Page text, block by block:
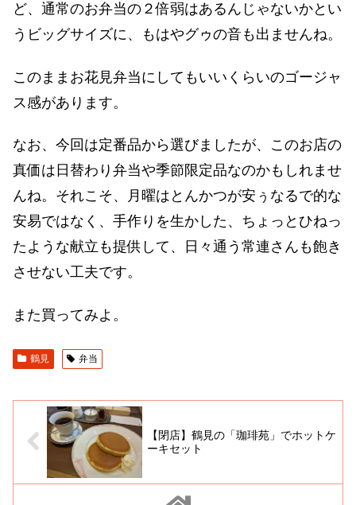
ど、通常のお弁当の２倍弱はあるんじゃないかとい
うビッグサイズに、もはやグゥの音も出ませんね。
このままお花見弁当にしてもいいくらいのゴージャ
ス感があります。
なお、今回は定番品から選びましたが、このお店の
真価は日替わり弁当や季節限定品なのかもしれませ
んね。それこそ、月曜はとんかつが安ぅなるで的な
安易ではなく、手作りを生かした、ちょっとひねっ
たような献立も提供して、日々通う常連さんも飽き
させない工夫です。
また買ってみよ。
鶴見 弁当
【閉店】鶴見の「珈琲苑」でホットケ
ーキセット